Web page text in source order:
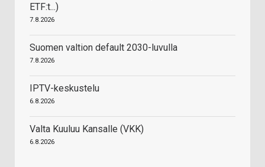
ETF:t...)
7.8.2026
Suomen valtion default 2030-luvulla
7.8.2026
IPTV-keskustelu
6.8.2026
Valta Kuuluu Kansalle (VKK)
6.8.2026